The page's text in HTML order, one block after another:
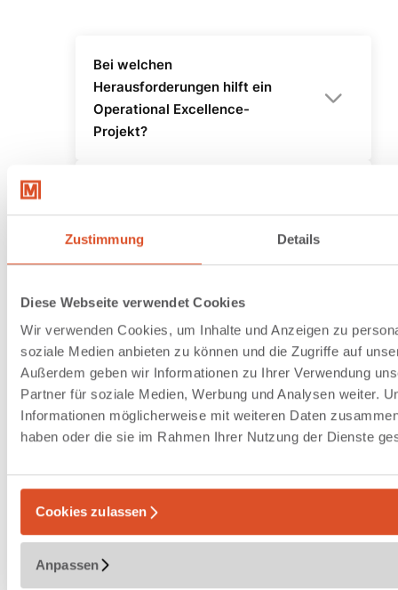
Zustimmung Details
Diese Webseite verwendet Cookies
Wir verwenden Cookies, um Inhalte und Anzeigen zu
soziale Medien anbieten zu können und die Zugriffe auf
Außerdem geben wir Informationen zu Ihrer Verwendung
Partner für soziale Medien, Werbung und Analysen weiter.
Informationen möglicherweise mit weiteren Daten
haben oder die sie im Rahmen Ihrer Nutzung der Dienste
Cookies zulassen
Anpassen
Bei welchen
Herausforderungen hilft ein
Operational Excellence-
Projekt?
gutes Shopfloor Management
aus?
Lean Management?
Exzellente Fabriken sind
unsere DNA